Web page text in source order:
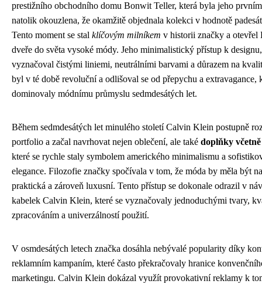
prestižního obchodního domu Bonwit Teller, která byla jeho
natolik okouzlena, že okamžitě objednala kolekci v hodnotě
Tento moment se stal klíčovým milníkem v historii značky a otevřel
dveře do světa vysoké módy. Jeho minimalistický přístup k
vyznačoval čistými liniemi, neutrálními barvami a důrazem na
byl v té době revoluční a odlišoval se od přepychu a extravagance,
dominovaly módnímu průmyslu sedmdesátých let.
Během sedmdesátých let minulého století Calvin Klein postupně
portfolio a začal navrhovat nejen oblečení, ale také doplňky
které se rychle staly symbolem amerického minimalismu a
elegance. Filozofie značky spočívala v tom, že móda by měla být
praktická a zároveň luxusní. Tento přístup se dokonale odrazil v
kabelek Calvin Klein, které se vyznačovaly jednoduchými tvary,
zpracováním a univerzálností použití.
V osmdesátých letech značka dosáhla nebývalé popularity díky
reklamním kampaním, které často překračovaly hranice
marketingu. Calvin Klein dokázal využít provokativní reklamy k